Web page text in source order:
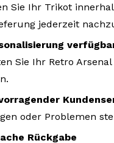
Sie Ihr Trikot
jederzeit
Sie Ihr Retro
oder Problemen
Rückgabe